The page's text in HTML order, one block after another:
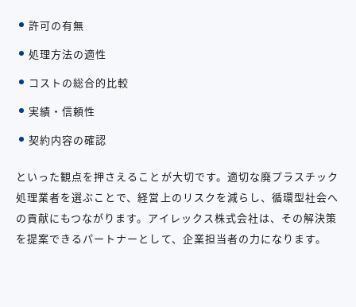
許可の有無
処理方法の適性
コストの総合的比較
実績・信頼性
契約内容の確認
といった観点を押さえることが大切です。適切な廃プラスチック
処理業者を選ぶことで、経営上のリスクを減らし、循環型社会へ
の貢献にもつながります。アイレックス株式会社は、その解決策
を提案できるパートナーとして、企業担当者の力になります。